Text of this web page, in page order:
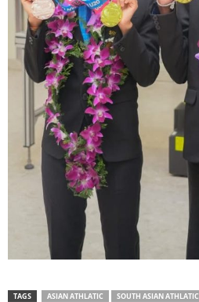
TAGS ASIAN ATHLATIC SOUTH ASIAN ATHLATIC